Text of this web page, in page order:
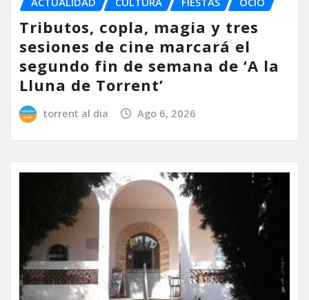
Tributos, copla, magia y tres
sesiones de cine marcará el
segundo fin de semana de ‘A la
Lluna de Torrent’
torrent al dia Ago 6, 2026